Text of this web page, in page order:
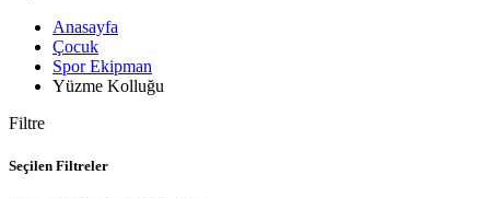
Anasayfa
Çocuk
Spor Ekipman
Yüzme Kolluğu
Filtre
Seçilen Filtreler